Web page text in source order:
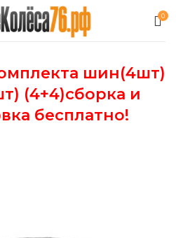
0
шин(4шт)
(4+4)сборка и
бесплатно!